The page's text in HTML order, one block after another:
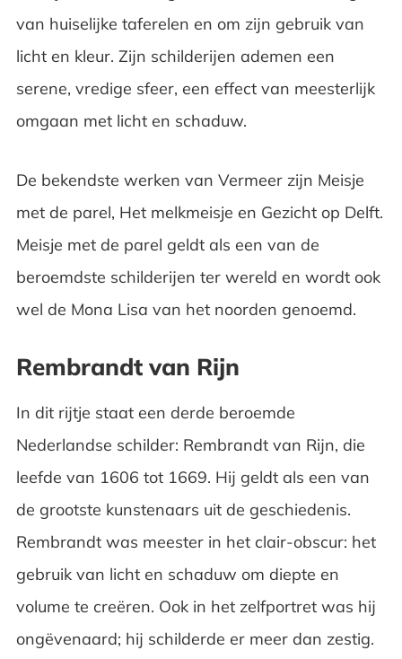
van huiselijke taferelen en om zijn gebruik van
licht en kleur. Zijn schilderijen ademen een
serene, vredige sfeer, een effect van meesterlijk
omgaan met licht en schaduw.
De bekendste werken van Vermeer zijn Meisje
met de parel, Het melkmeisje en Gezicht op Delft.
Meisje met de parel geldt als een van de
beroemdste schilderijen ter wereld en wordt ook
wel de Mona Lisa van het noorden genoemd.
Rembrandt van Rijn
In dit rijtje staat een derde beroemde
Nederlandse schilder: Rembrandt van Rijn, die
leefde van 1606 tot 1669. Hij geldt als een van
de grootste kunstenaars uit de geschiedenis.
Rembrandt was meester in het clair-obscur: het
gebruik van licht en schaduw om diepte en
volume te creëren. Ook in het zelfportret was hij
ongëvenaard; hij schilderde er meer dan zestig.